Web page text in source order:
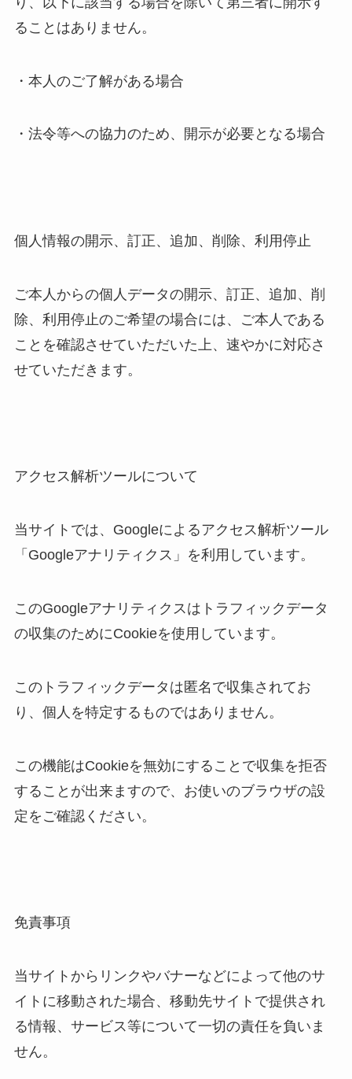
ることはありません。
・本人のご了解がある場合
・法令等への協力のため、開示が必要となる場合
個人情報の開示、訂正、追加、削除、利用停止
ご本人からの個人データの開示、訂正、追加、削
除、利用停止のご希望の場合には、ご本人である
ことを確認させていただいた上、速やかに対応さ
せていただきます。
アクセス解析ツールについて
当サイトでは、Googleによるアクセス解析ツール
「Googleアナリティクス」を利用しています。
このGoogleアナリティクスはトラフィックデータ
の収集のためにCookieを使用しています。
このトラフィックデータは匿名で収集されてお
り、個人を特定するものではありません。
この機能はCookieを無効にすることで収集を拒否
することが出来ますので、お使いのブラウザの設
定をご確認ください。
免責事項
当サイトからリンクやバナーなどによって他のサ
イトに移動された場合、移動先サイトで提供され
る情報、サービス等について一切の責任を負いま
せん。